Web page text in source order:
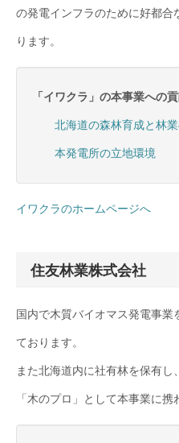
の発電インフラのために好都合
ります。
「イワクラ」の本事業への
北海道の森林育成と林業
本発電所の立地環境
イワクラのホームページへ
住友林業株式会社
国内で木質バイオマス発電事
ております。
また北海道内に社有林を保有し
「木のプロ」として本事業に携